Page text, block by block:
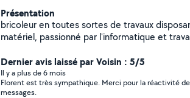
Présentation
bricoleur en toutes sortes de travaux
matériel, passionné par l'informatique et
Dernier avis laissé par Voisin : 5/5
Il y a plus de 6 mois
Florent est très sympathique. Merci pour la réactivité
messages.